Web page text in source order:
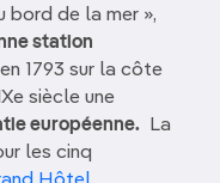
bord de la mer »,
station
1793 sur la côte
siècle une
européenne. La
les cinq